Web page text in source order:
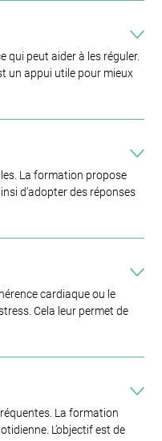
qui peut aider à les réguler.
un appui utile pour mieux
La formation propose
d’adopter des réponses
cardiaque ou le
Cela leur permet de
La formation
L’objectif est de